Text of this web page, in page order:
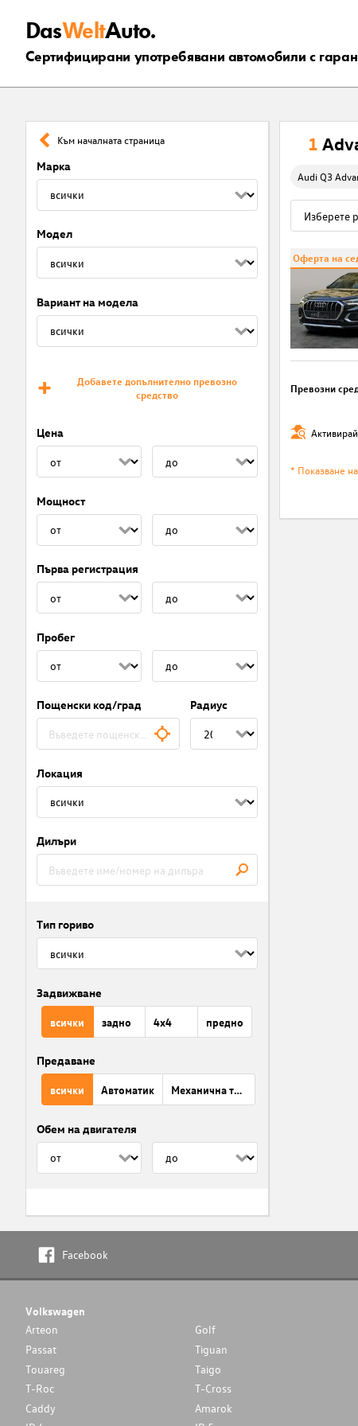
DasWeltAuto.
Сертифицирани употребявани автомобили с
Към началната страница
Марка
Модел
Вариант на модела
Добавете допълнително превозно
средство
Цена
Мощност
Първа регистрация
Пробег
Пощенски код/град Радиус
Локация
Дилъри
Тип гориво
Задвижване
всички задно 4x4 предно
Предаване
всички Автоматик Механична трансмисия
Обем на двигателя
1
Audi Q3
Оферта на
Превозни
* Показване
Facebook
Volkswagen
Arteon
Golf
Passat
Tiguan
Touareg
Taigo
T-Roc
T-Cross
Caddy
Amarok